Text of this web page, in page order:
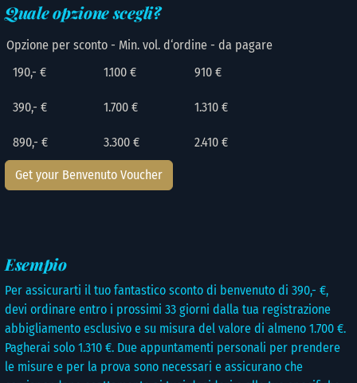
Quale opzione scegli?
Opzione per sconto - Min. vol. d‘ordine - da pagare
190,- €
1.100 € 910 €
390,- € 1.700 € 1.310 €
890,- € 3.300 € 2.410 €
Get your Benvenuto Voucher
Esempio
Per assicurarti il tuo fantastico sconto di benvenuto di 390,- €,
devi ordinare entro i prossimi 33 giorni dalla tua registrazione
abbigliamento esclusivo e su misura del valore di almeno 1.700 €.
Pagherai solo 1.310 €. Due appuntamenti personali per prendere
le misure e per la prova sono necessari e assicurano che